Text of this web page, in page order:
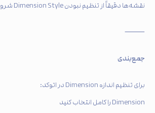
نقشه‌ها دقیقاً از تنظیم نبودن Dimension Style شروع می‌شود.
⸻
جمع‌بندی
برای تنظیم اندازه Dimension در اتوکد:
Dimension را کامل انتخاب کنید